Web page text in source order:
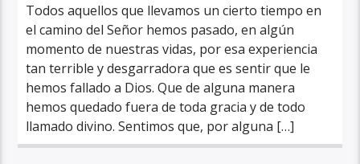
Todos aquellos que llevamos un cierto tiempo en
el camino del Señor hemos pasado, en algún
momento de nuestras vidas, por esa experiencia
tan terrible y desgarradora que es sentir que le
hemos fallado a Dios. Que de alguna manera
hemos quedado fuera de toda gracia y de todo
llamado divino. Sentimos que, por alguna […]